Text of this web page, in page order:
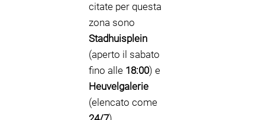
citate per questa
zona sono
Stadhuisplein
(aperto il sabato
fino alle 18:00) e
Heuvelgalerie
(elencato come